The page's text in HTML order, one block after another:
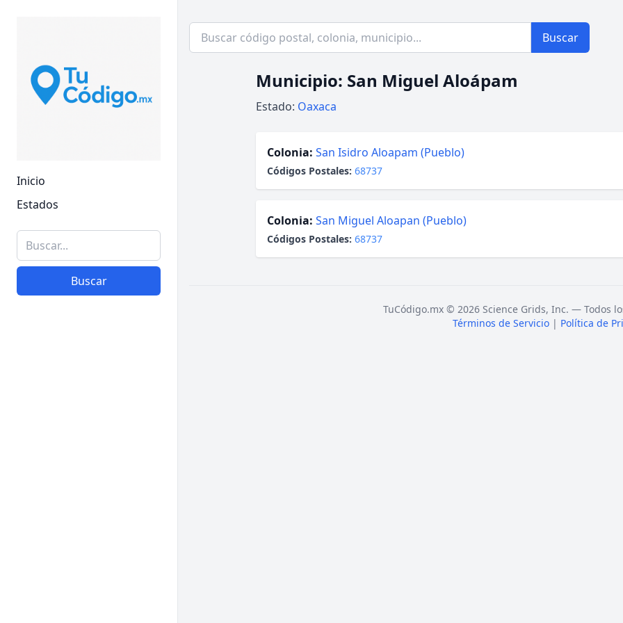
Inicio
Estados
Buscar
Buscar
Municipio: San Miguel Aloápam
Estado: Oaxaca
Colonia: San Isidro Aloapam (Pueblo)
Códigos Postales: 68737
Colonia: San Miguel Aloapan (Pueblo)
Códigos Postales: 68737
TuCódigo.mx © 2026 Science Grids, Inc. — Todos
Términos de Servicio | Política de